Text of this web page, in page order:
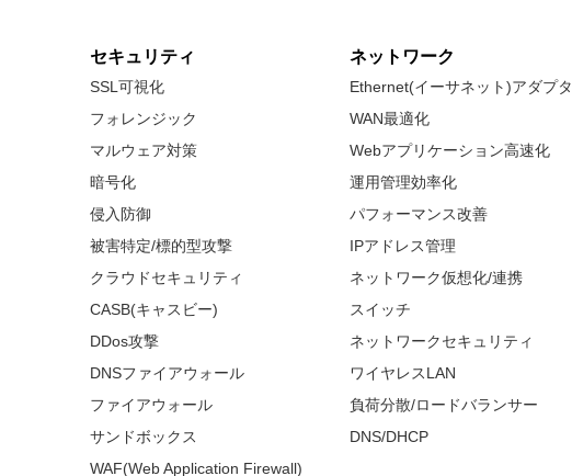
セキュリティ
SSL可視化
フォレンジック
マルウェア対策
暗号化
侵入防御
被害特定/標的型攻撃
クラウドセキュリティ
CASB(キャスビー)
DDos攻撃
DNSファイアウォール
ファイアウォール
サンドボックス
WAF(Web Application Firewall)
ネットワーク
Ethernet(イーサネット)アダプタ
WAN最適化
Webアプリケーション高速化
運用管理効率化
パフォーマンス改善
IPアドレス管理
ネットワーク仮想化/連携
スイッチ
ネットワークセキュリティ
ワイヤレスLAN
負荷分散/ロードバランサー
DNS/DHCP